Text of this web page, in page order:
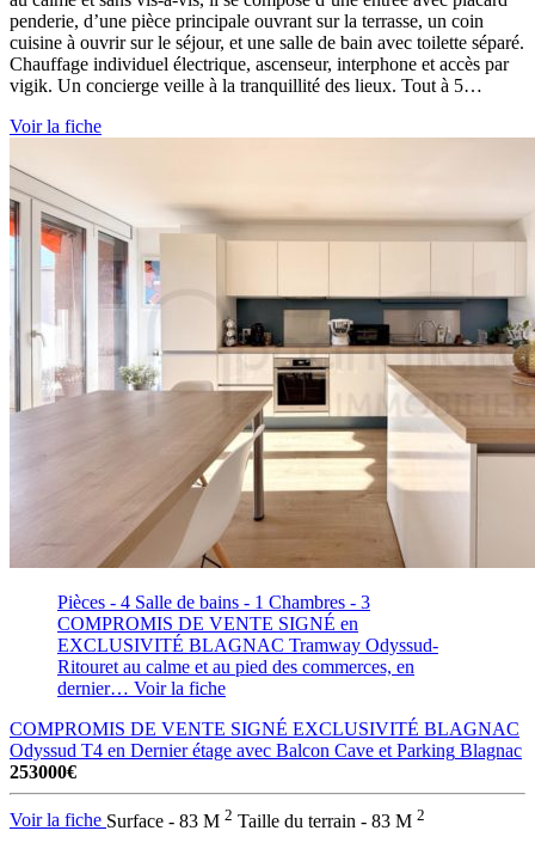
penderie, d’une pièce principale ouvrant sur la terrasse, un coin
cuisine à ouvrir sur le séjour, et une salle de bain avec toilette séparé.
Chauffage individuel électrique, ascenseur, interphone et accès par
vigik. Un concierge veille à la tranquillité des lieux. Tout à 5…
Voir la fiche
Pièces - 4 Salle de bains - 1 Chambres - 3
COMPROMIS DE VENTE SIGNÉ en
EXCLUSIVITÉ BLAGNAC Tramway Odyssud-
Ritouret au calme et au pied des commerces, en
dernier… Voir la fiche
COMPROMIS DE VENTE SIGNÉ EXCLUSIVITÉ BLAGNAC
Odyssud T4 en Dernier étage avec Balcon Cave et Parking Blagnac
253000€
Voir la fiche Surface - 83 M 2 Taille du terrain - 83 M 2